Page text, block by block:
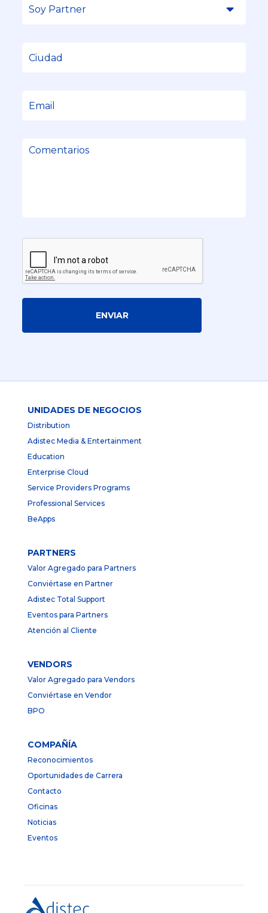
ENVIAR
UNIDADES DE NEGOCIOS
Distribution
Adistec Media & Entertainment
Education
Enterprise Cloud
Service Providers Programs
Professional Services
BeApps
PARTNERS
Valor Agregado para Partners
Conviértase en Partner
Adistec Total Support
Eventos para Partners
Atención al Cliente
VENDORS
Valor Agregado para Vendors
Conviértase en Vendor
BPO
COMPAÑÍA
Reconocimientos
Oportunidades de Carrera
Contacto
Oficinas
Noticias
Eventos